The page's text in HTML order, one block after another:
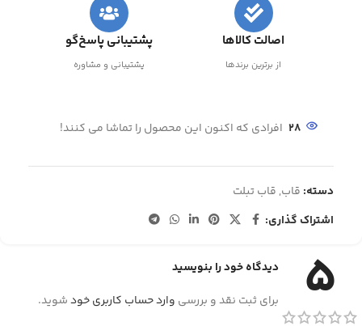
اصالت کالاها
از برترین برندها
پشتیبانی پاسخ‌گو
پشتیبانی و مشاوره
28 افرادی که اکنون این محصول را تماشا می کنند!
دسته: قاب, قاب تبلت
اشتراک گذاری:
5
دیدگاه خود را بنویسید
برای ثبت نقد و بررسی وارد حساب کاربری خودشوید.